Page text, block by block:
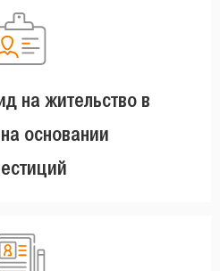
на жительство в
основании